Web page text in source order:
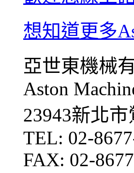
想知道更多
亞世東機械
Aston
23943新北
TEL: 02-
FAX: 02-